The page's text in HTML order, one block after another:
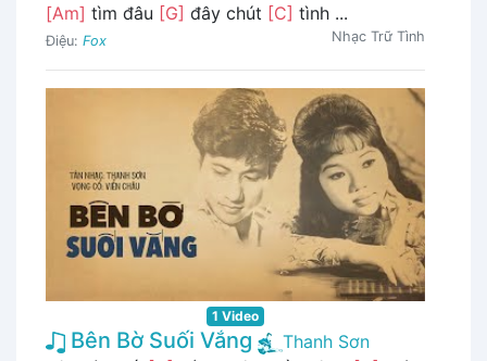
[Am] tìm đâu [G] đây chút [C] tình ...
Điệu: Fox Nhạc Trữ Tình
1 Video
Bên Bờ Suối Vắng
Thanh Sơn